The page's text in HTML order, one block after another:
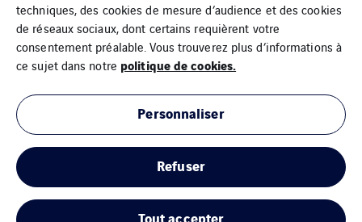
techniques, des cookies de mesure d’audience et des cookies
de réseaux sociaux, dont certains requièrent votre
consentement préalable. Vous trouverez plus d’informations à
ce sujet dans notre politique de cookies.
Personnaliser
Refuser
Tout accepter